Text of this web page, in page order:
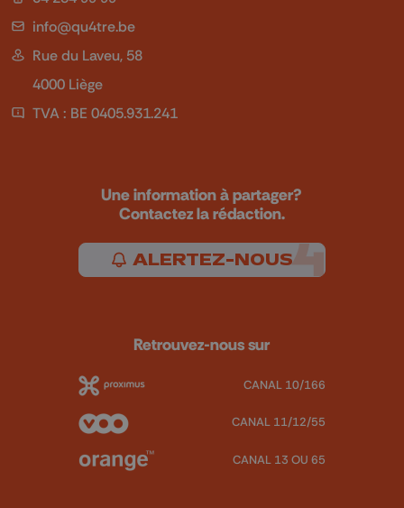
info@qu4tre.be
Rue du Laveu, 58
4000 Liège
TVA : BE 0405.931.241
Une information à partager?
Contactez la rédaction.
ALERTEZ-NOUS
Retrouvez-nous sur
CANAL 10/166
CANAL 11/12/55
CANAL 13 OU 65